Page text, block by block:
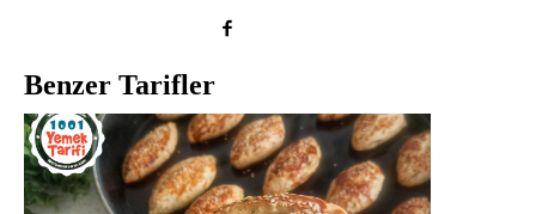
Benzer Tarifler